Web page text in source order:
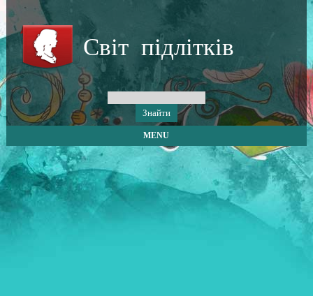
Світ підлітків
MENU